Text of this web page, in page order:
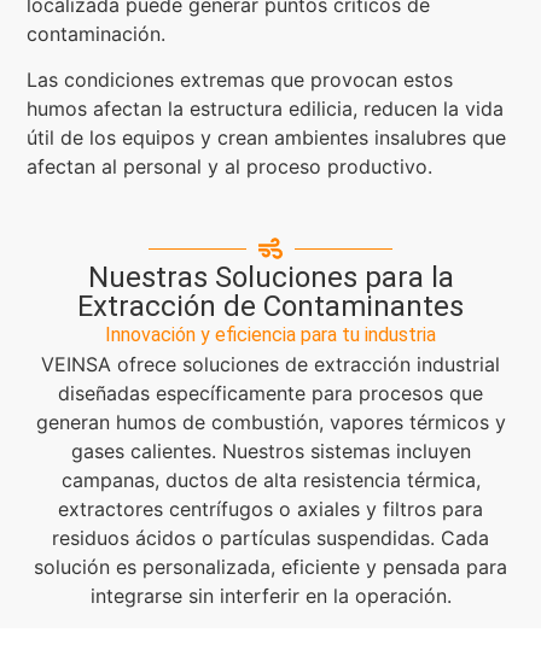
contaminación.
Las condiciones extremas que provocan estos
humos afectan la estructura edilicia, reducen la vida
útil de los equipos y crean ambientes insalubres que
afectan al personal y al proceso productivo.
Nuestras Soluciones para la
Extracción de Contaminantes
Innovación y eficiencia para tu industria
VEINSA ofrece soluciones de extracción industrial
diseñadas específicamente para procesos que
generan humos de combustión, vapores térmicos y
gases calientes. Nuestros sistemas incluyen
campanas, ductos de alta resistencia térmica,
extractores centrífugos o axiales y filtros para
residuos ácidos o partículas suspendidas. Cada
solución es personalizada, eficiente y pensada para
integrarse sin interferir en la operación.